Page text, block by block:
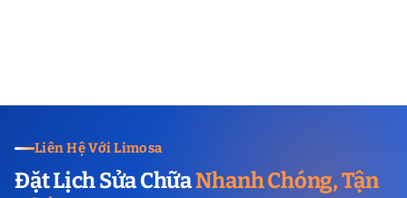
Liên Hệ Với Limosa
Đặt Lịch Sửa ChữaNhanh Chóng, Tận